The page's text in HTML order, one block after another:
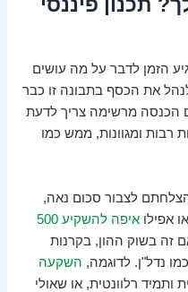
הזמן לדבר על מה עושים
את הכסף בתבונה זו כבר
הכנסה מרשימה צריך לדעת
רבות ומגוונות, ממש כמו
לצבור סכום נאה,
אפילו
איפה להשקיע 500
זה בשוק ההון, בקרנות
נדל"ן. לדוגמה, השקעה
ותמיד רלוונטית, או שאולי